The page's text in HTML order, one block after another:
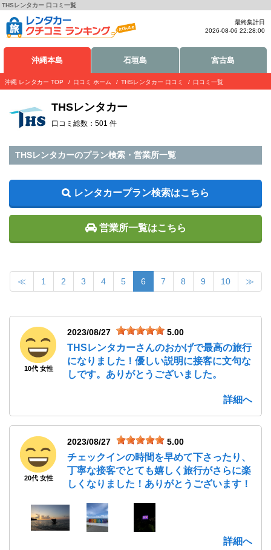
THSレンタカー 口コミ一覧
最終集計日
2026-08-06 22:28:00
沖縄本島 石垣島 宮古島
沖縄 レンタカー TOP 口コミ ホーム THSレンタカー 口コミ 口コミ一覧
THSレンタカー
口コミ総数：501 件
THSレンタカーのプラン検索・営業所一覧
レンタカープラン検索はこちら
営業所一覧はこちら
≪ 1 2 3 4 5 6 7 8 9 10 ≫
10代 女性
2023/08/27 5.00
THSレンタカーさんのおかげで最高の旅行
になりました！優しい説明に接客に文句な
しです。ありがとうございました。
詳細へ
20代 女性
2023/08/27 5.00
チェックインの時間を早めて下さったり、
丁寧な接客でとても嬉しく旅行がさらに楽
しくなりました！ありがとうございます！
詳細へ